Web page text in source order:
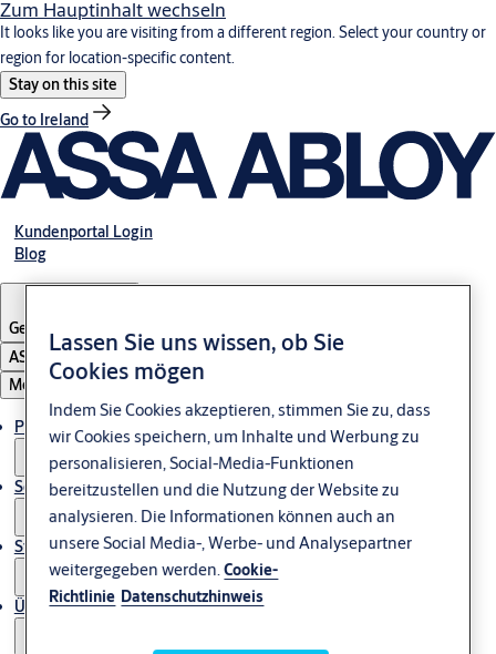
Zum Hauptinhalt wechseln
It looks like you are visiting from a different region. Select your country or
region for location-specific content.
Stay on this site
Go to Ireland
Kundenportal Login
Blog
Germany
ASSA ABLOY Group
Menü
Produkte & Sicherheitslösungen
Service & Downloads
Stories
Über uns
Lassen Sie uns wissen, ob Sie
Cookies mögen
Indem Sie Cookies akzeptieren, stimmen Sie zu, dass
wir Cookies speichern, um Inhalte und Werbung zu
personalisieren, Social-Media-Funktionen
bereitzustellen und die Nutzung der Website zu
analysieren. Die Informationen können auch an
unsere Social Media-, Werbe- und Analysepartner
weitergegeben werden.Cookie-
Richtlinie Datenschutzhinweis